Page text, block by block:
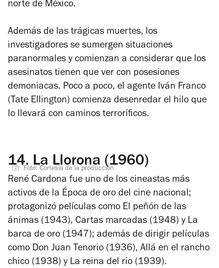
norte de México.
Además de las trágicas muertes, los
investigadores se sumergen situaciones
paranormales y comienzan a considerar que los
asesinatos tienen que ver con posesiones
demoniacas. Poco a poco, el agente Iván Franco
(Tate Ellington) comienza desenredar el hilo que
lo llevará con caminos terroríficos.
14.La Llorona (1960)
Foto: Cortesía de la producción
René Cardona fue uno de los cineastas más
activos de la Época de oro del cine nacional;
protagonizó películas como El peñón de las
ánimas (1943), Cartas marcadas (1948) y La
barca de oro (1947); además de dirigir películas
como Don Juan Tenorio (1936), Allá en el rancho
chico (1938) y La reina del río (1939).